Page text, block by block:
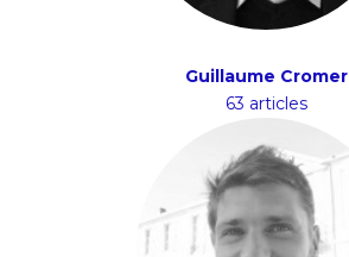
Guillaume Cromer
63 articles